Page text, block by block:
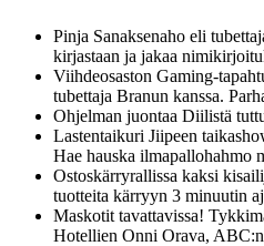
Pinja Sanaksenaho eli
kirjastaan ja jakaa
Viihdeosaston Gaming-
tubettaja Branun kanssa.
Ohjelman juontaa Diilistä
Lastentaikuri Jiipeen
Hae hauska ilmapallohahmo
Ostoskärryrallissa kaksi
tuotteita kärryyn 3 minuutin
Maskotit tavattavissa!
Hotellien Onni Orava,